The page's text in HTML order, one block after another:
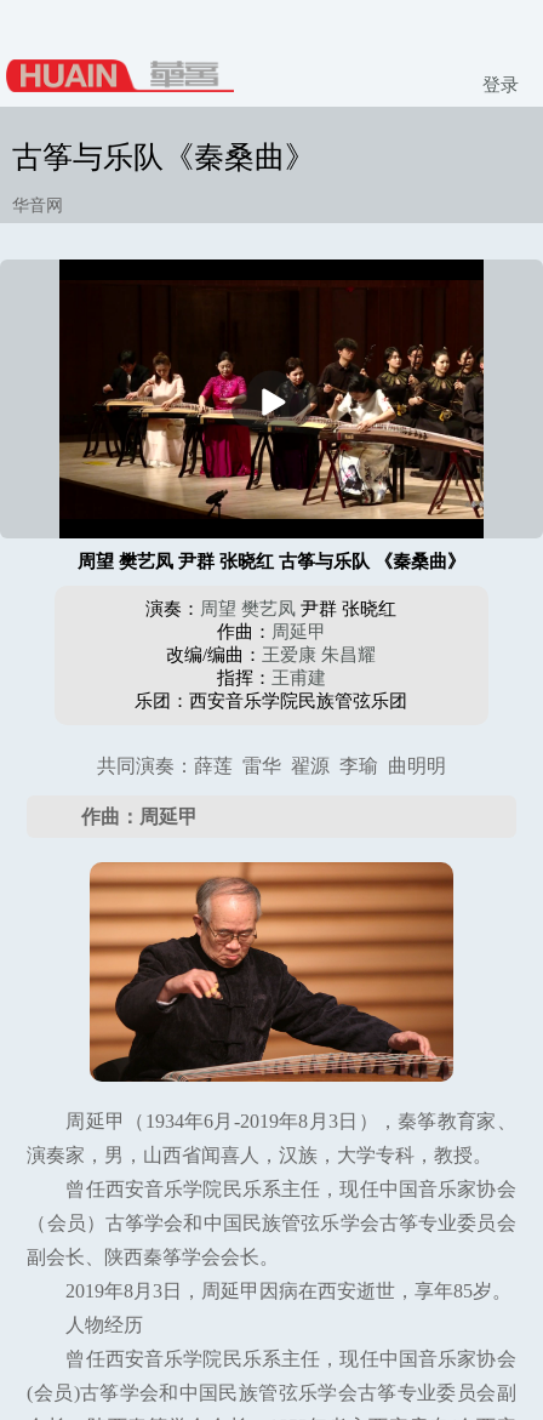
登录
古筝与乐队《秦桑曲》
华音网
放
周望 樊艺凤 尹群 张晓红 古筝与乐队 《秦桑曲》
演奏： 周望 樊艺凤 尹群 张晓红
作曲： 周延甲
改编/编曲： 王爱康 朱昌耀
指挥： 王甫建
乐团：西安音乐学院民族管弦乐团
共同演奏：薛莲 雷华 翟源 李瑜 曲明明
作曲：周延甲
周延甲（1934年6月-2019年8月3日），秦筝教育家、
演奏家，男，山西省闻喜人，汉族，大学专科，教授。
曾任西安音乐学院民乐系主任，现任中国音乐家协会
（会员）古筝学会和中国民族管弦乐学会古筝专业委员会
副会长、陕西秦筝学会会长。
2019年8月3日，周延甲因病在西安逝世，享年85岁。
人物经历
曾任西安音乐学院民乐系主任，现任中国音乐家协会
(会员)古筝学会和中国民族管弦乐学会古筝专业委员会副